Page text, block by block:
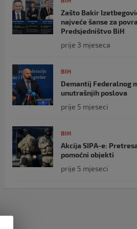
Zašto Bakir
najveće šanse za
Predsjedništvo BiH
prije 3 mjeseca
BIH
Demantij Federalnog
unutrašnjih poslova
prije 5 mjeseci
BIH
Akcija SIPA-e:
pomoćni objekti
prije 5 mjeseci